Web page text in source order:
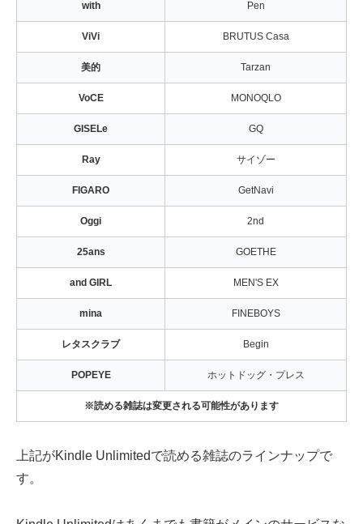
with Pen
ViVi BRUTUS Casa
美的 Tarzan
VoCE MONOQLO
GISELe GQ
Ray サイゾー
FIGARO GetNavi
Oggi 2nd
25ans GOETHE
and GIRL MEN'S EX
mina FINEBOYS
レタスクラブ Begin
POPEYE ホットドッグ・プレス
※読める雑誌は変更される可能性があります
上記がKindle Unlimitedで読める雑誌のラインナップで
す。